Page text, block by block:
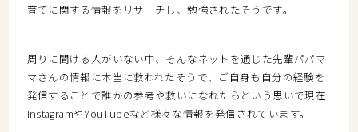
育てに関する情報をリサーチし、勉強されたそうです。
周りに聞ける人がいない中、そんなネットを通じた先輩パパマ
マさんの情報に本当に救われたそうで、ご自身も自分の経験を
発信することで誰かの参考や救いになれたらという思いで現在
InstagramやYouTubeなど様々な情報を発信されています。